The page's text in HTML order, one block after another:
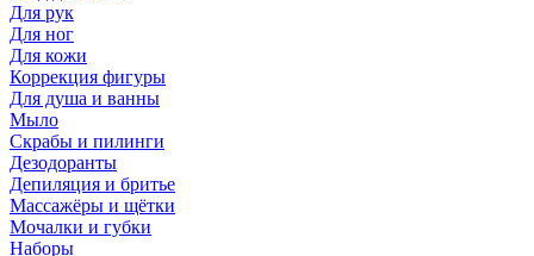
Для рук
Для ног
Для кожи
Коррекция фигуры
Для душа и ванны
Мыло
Скрабы и пилинги
Дезодоранты
Депиляция и бритье
Массажёры и щётки
Мочалки и губки
Наборы